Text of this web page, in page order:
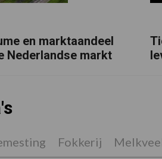
en marktaandeel
Nederlandse markt
Fokkerij